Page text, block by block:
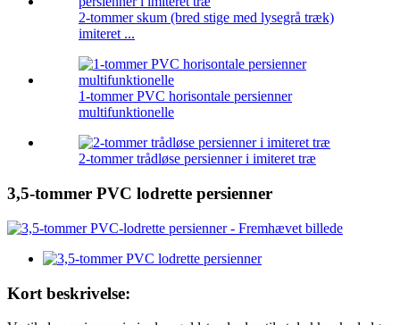
2-tommer skum (bred stige med lysegrå træk)
imiteret ...
1-tommer PVC horisontale persienner
multifunktionelle
2-tommer trådløse persienner i imiteret træ
3,5-tommer PVC lodrette persienner
Kort beskrivelse: